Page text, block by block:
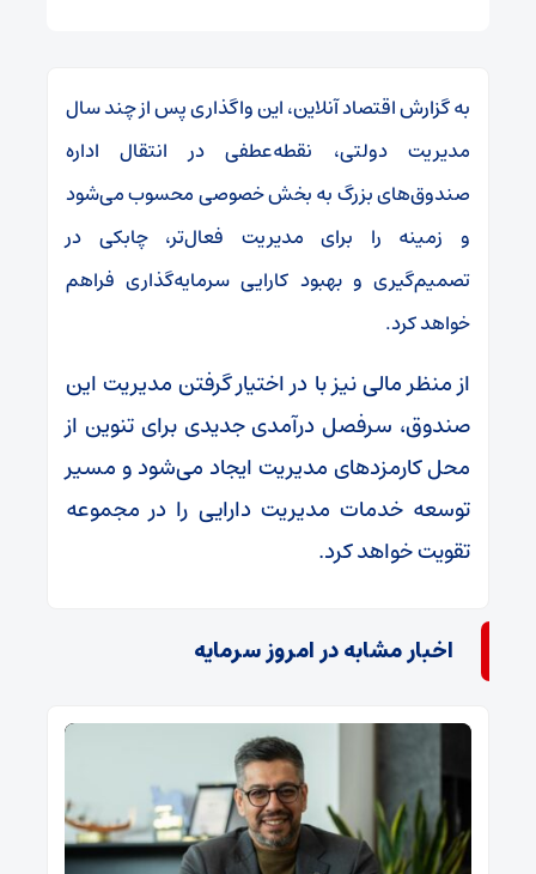
به گزارش اقتصاد آنلاین، این واگذاری پس از چند سال
مدیریت دولتی، نقطه‌عطفی در انتقال اداره
صندوق‌های بزرگ به بخش خصوصی محسوب می‌شود
و زمینه را برای مدیریت فعال‌تر، چابکی در
تصمیم‌گیری و بهبود کارایی سرمایه‌گذاری فراهم
خواهد کرد.
از منظر مالی نیز با در اختیار گرفتن مدیریت این
صندوق، سرفصل درآمدی جدیدی برای تنوین از
محل کارمزد‌های مدیریت ایجاد می‌شود و مسیر
توسعه خدمات مدیریت دارایی را در مجموعه
تقویت خواهد کرد.
اخبار مشابه در امروز سرمایه